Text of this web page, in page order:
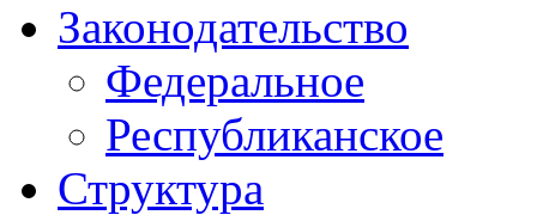
Законодательство
Федеральное
Республиканское
Структура